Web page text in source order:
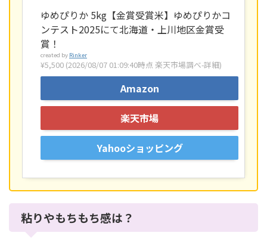
ゆめぴりか 5kg【金賞受賞米】ゆめぴりかコ
ンテスト2025にて北海道・上川地区金賞受
賞！
created by Rinker
¥5,500 (2026/08/07 01:09:40時点 楽天市場調べ-詳細)
Amazon
楽天市場
Yahooショッピング
粘りやもちもち感は？